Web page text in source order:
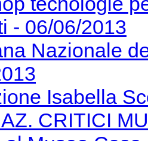
- 06/06/2013
Nazionale
Isabella
CRITICI